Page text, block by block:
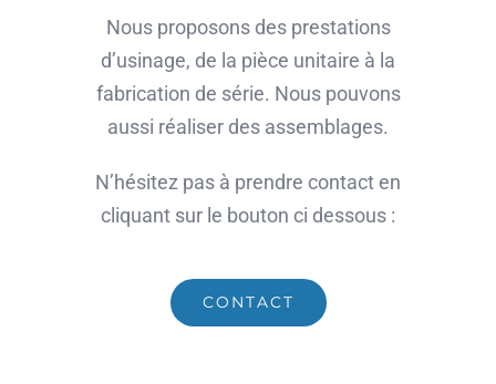
Nous proposons des prestations
d’usinage, de la pièce unitaire à la
fabrication de série. Nous pouvons
aussi réaliser des assemblages.
N’hésitez pas à prendre contact en
cliquant sur le bouton ci dessous :
CONTACT